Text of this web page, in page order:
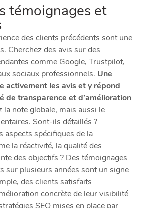
témoignages et
des clients précédents sont une
Cherchez des avis sur des
comme Google, Trustpilot,
sociaux professionnels. Une
activement les avis et y répond
de transparence et d’amélioration
la note globale, mais aussi le
Sont-ils détaillés ?
aspects spécifiques de la
la réactivité, la qualité des
des objectifs ? Des témoignages
sur plusieurs années sont un signe
des clients satisfaits
concrète de leur visibilité